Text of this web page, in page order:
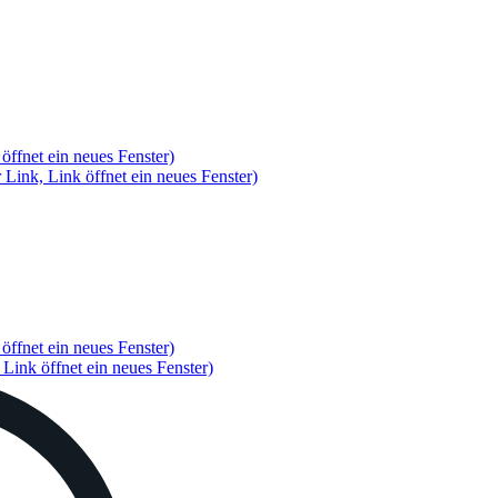
ein neues Fenster)
Link, Link öffnet ein neues Fenster)
ein neues Fenster)
öffnet ein neues Fenster)